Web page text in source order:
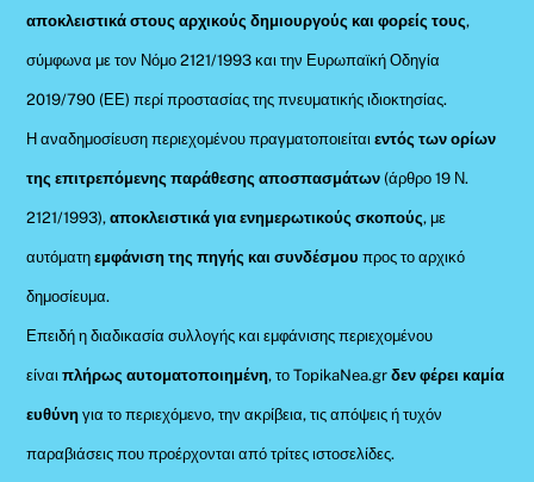
αποκλειστικά στους αρχικούς δημιουργούς και φορείς τους,
σύμφωνα με τον Νόμο 2121/1993 και την Ευρωπαϊκή Οδηγία
2019/790 (ΕΕ) περί προστασίας της πνευματικής ιδιοκτησίας.
Η αναδημοσίευση περιεχομένου πραγματοποιείταιεντός των ορίων
της επιτρεπόμενης παράθεσης αποσπασμάτων (άρθρο 19 Ν.
2121/1993), αποκλειστικά για ενημερωτικούς σκοπούς, με
αυτόματηεμφάνιση της πηγής και συνδέσμου προς το αρχικό
δημοσίευμα.
Επειδή η διαδικασία συλλογής και εμφάνισης περιεχομένου
είναιπλήρως αυτοματοποιημένη, το TopikaNea.grδεν φέρει καμία
ευθύνη για το περιεχόμενο, την ακρίβεια, τις απόψεις ή τυχόν
παραβιάσεις που προέρχονται από τρίτες ιστοσελίδες.